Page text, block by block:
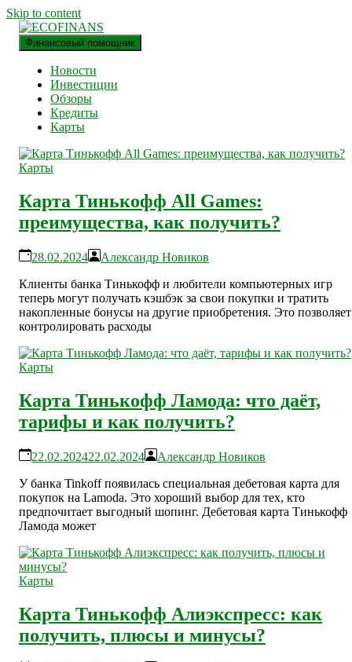
Skip to content
ECOFINANS
финансовый блог
Финансовый помощник
Новости
Инвестиции
Обзоры
Кредиты
Карты
Карты
Карта Тинькофф All Games:
преимущества, как получить?
28.02.2024
Александр Новиков
Клиенты банка Тинькофф и любители компьютерных игр
теперь могут получать кэшбэк за свои покупки и тратить
накопленные бонусы на другие приобретения. Это позволяет
контролировать расходы
Карты
Карта Тинькофф Ламода: что даёт,
тарифы и как получить?
22.02.202422.02.2024
Александр Новиков
У банка Tinkoff появилась специальная дебетовая карта для
покупок на Lamoda. Это хороший выбор для тех, кто
предпочитает выгодный шопинг. Дебетовая карта Тинькофф
Ламода может
Карты
Карта Тинькофф Алиэкспресс: как
получить, плюсы и минусы?